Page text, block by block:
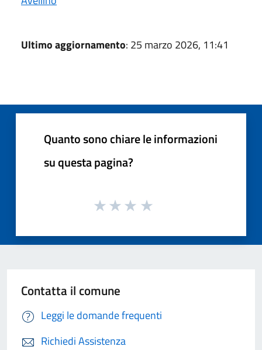
Ultimo aggiornamento: 25 marzo 2026, 11:41
Quanto sono chiare le informazioni
su questa pagina?
Contatta il comune
Leggi le domande frequenti
Richiedi Assistenza